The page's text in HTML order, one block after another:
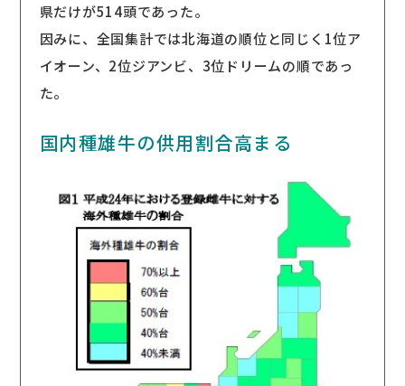
県だけが514頭であった。
因みに、全国集計では北海道の順位と同じく1位ア
イオーン、2位ジアンビ、3位ドリームの順であっ
た。
国内種雄牛の供用割合高まる